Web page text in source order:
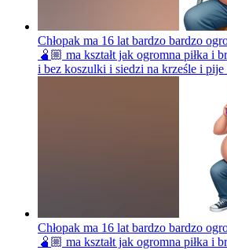
Chłopak ma 16 lat bardzo bardzo
🫄🏼 ma kształt jak ogromna piłka i
i bez koszulki i siedzi na krześle i pije
Chłopak ma 16 lat bardzo bardzo
🫄🏼 ma kształt jak ogromna piłka i